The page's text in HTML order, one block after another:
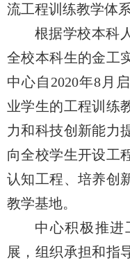
流工程训练教学体
根据学校本科
全校本科生的金工
中心自2020年8月
业学生的工程训练
力和科技创新能力
向全校学生开设工
认知工程、培养创
教学基地。
中心积极推进
展，组织承担和指